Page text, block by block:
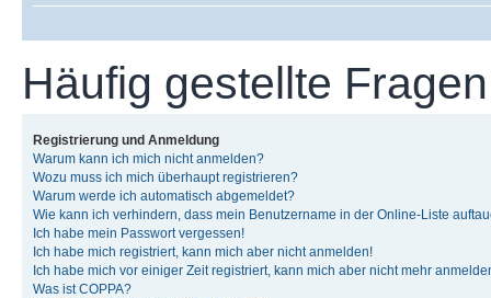
Häufig gestellte Fragen
Registrierung und Anmeldung
Warum kann ich mich nicht anmelden?
Wozu muss ich mich überhaupt registrieren?
Warum werde ich automatisch abgemeldet?
Wie kann ich verhindern, dass mein Benutzername in der Online-Liste
Ich habe mein Passwort vergessen!
Ich habe mich registriert, kann mich aber nicht anmelden!
Ich habe mich vor einiger Zeit registriert, kann mich aber nicht mehr
Was ist COPPA?